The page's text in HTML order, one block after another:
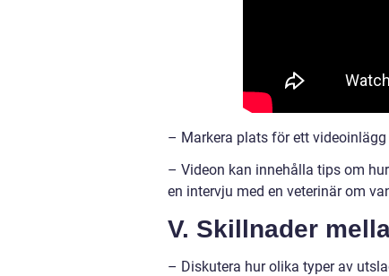
– Markera plats för ett
– Videon kan innehålla tips om
en intervju med en veterinär om
V. Skillnader
– Diskutera hur olika typer av